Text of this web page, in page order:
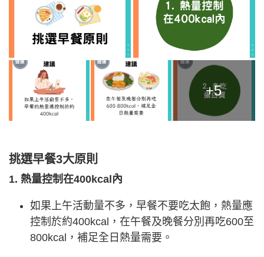
+5
挑選早餐3大原則
1. 熱量控制在400kcal內
如果上午活動量不多，早餐不要吃太飽，熱量應
控制於約400kcal，在午餐及晚餐分別再吃600至
800kcal，補足全日熱量需要。